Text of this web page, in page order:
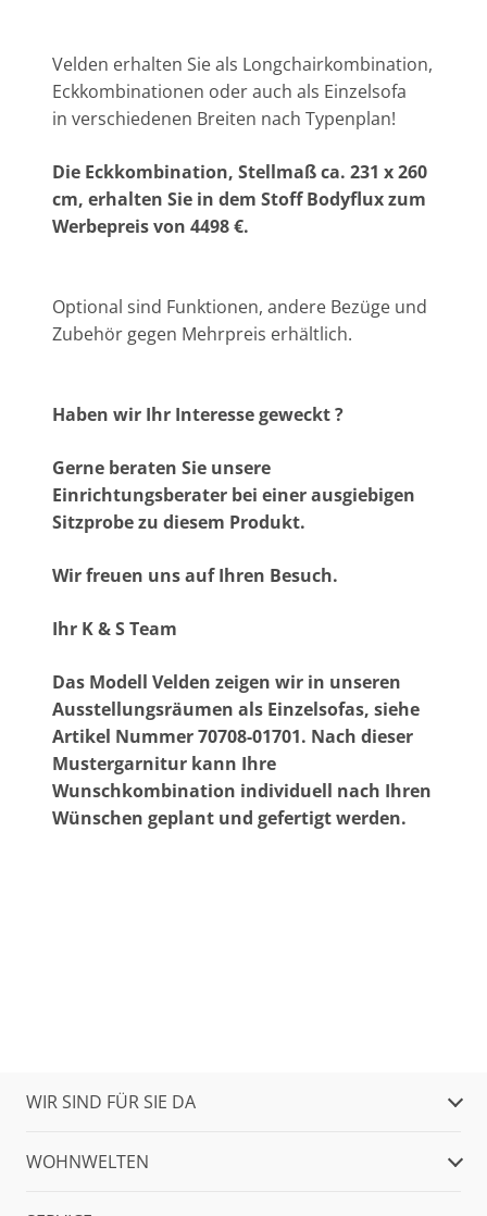
Velden erhalten Sie als Longchairkombination,
Eckkombinationen oder auch als Einzelsofa
in verschiedenen Breiten nach Typenplan!
Die Eckkombination, Stellmaß ca. 231 x 260
cm, erhalten Sie in dem Stoff Bodyflux zum
Werbepreis von 4498 €.
Optional sind Funktionen, andere Bezüge und
Zubehör gegen Mehrpreis erhältlich.
Haben wir Ihr Interesse geweckt ?
Gerne beraten Sie unsere
Einrichtungsberater bei einer ausgiebigen
Sitzprobe zu diesem Produkt.
Wir freuen uns auf Ihren Besuch.
Ihr K & S Team
Das Modell Velden zeigen wir in unseren
Ausstellungsräumen als Einzelsofas, siehe
Artikel Nummer 70708-01701. Nach dieser
Mustergarnitur kann Ihre
Wunschkombination individuell nach Ihren
Wünschen geplant und gefertigt werden.
WIR SIND FÜR SIE DA
WOHNWELTEN